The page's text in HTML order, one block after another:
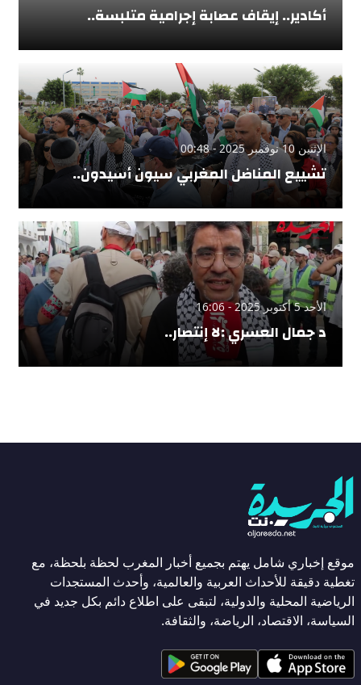
أكادير.. إيقاف عصابة إجرامية متلبسة..
الإثنين 10 نوفمبر 2025 - 00:48
تشييع المناضل المغربي سيون أسيدون..
الأحد 5 أكتوبر 2025 - 16:06
د جمال العسري :لا إنتصار..
موقع إخباري شامل يهتم بجميع أخبار المغرب لحظة بلحظة، مع
تغطية دقيقة للأحداث العربية والعالمية، وأحدث المستجدات
الرياضية المحلية والدولية، لتبقى على اطلاع دائم بكل جديد في
السياسة، الاقتصاد، الرياضة، والثقافة.